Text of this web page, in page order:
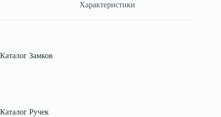
Характеристики
Каталог Замков
Каталог Ручек